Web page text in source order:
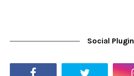
Social Plugin